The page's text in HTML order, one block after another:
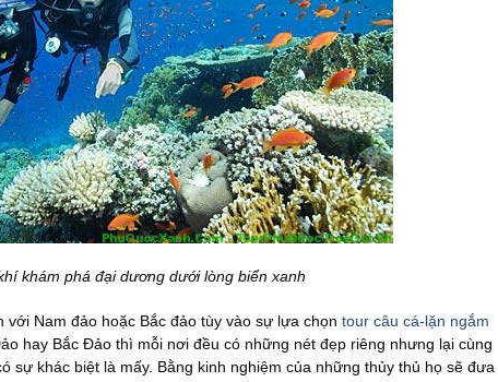
khám phá đại dương dưới lòng biển xanh
Nam đảo hoặc Bắc đảo tùy vào sự lựa chọn tour câu cá-lặn ngắm
hay Bắc Đảo thì mỗi nơi đều có những nét đẹp riêng nhưng lại cùng
sự khác biệt là mấy. Bằng kinh nghiệm của những thủy thủ họ sẽ đưa